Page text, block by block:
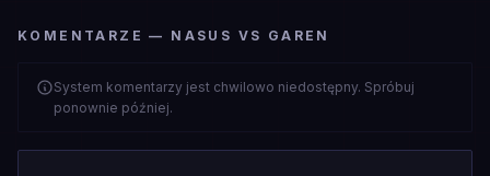
KOMENTARZE — NASUS VS GAREN
System komentarzy jest chwilowo niedostępny. Spróbuj
ponownie później.